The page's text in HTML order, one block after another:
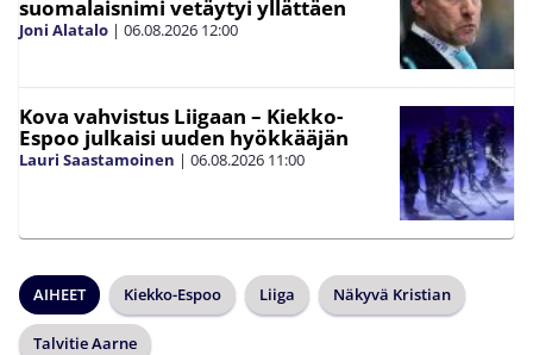
suomalaisnimi vetäytyi yllättäen
Joni Alatalo | 06.08.2026 12:00
Kova vahvistus Liigaan – Kiekko-
Espoo julkaisi uuden hyökkääjän
Lauri Saastamoinen | 06.08.2026 11:00
AIHEET Kiekko-Espoo Liiga Näkyvä Kristian
Talvitie Aarne